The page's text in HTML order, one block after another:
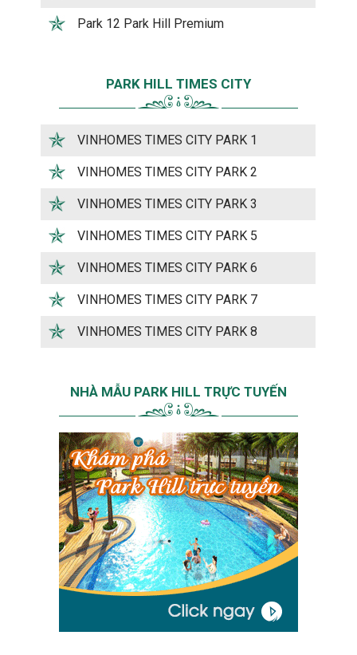
Park 12 Park Hill Premium
PARK HILL TIMES CITY
VINHOMES TIMES CITY PARK 1
VINHOMES TIMES CITY PARK 2
VINHOMES TIMES CITY PARK 3
VINHOMES TIMES CITY PARK 5
VINHOMES TIMES CITY PARK 6
VINHOMES TIMES CITY PARK 7
VINHOMES TIMES CITY PARK 8
NHÀ MẪU PARK HILL TRỰC TUYẾN